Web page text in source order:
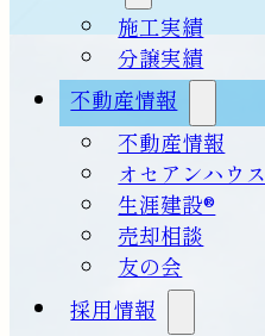
施工実績
分譲実績
不動産情報
不動産情報
オセアンハウス
生涯建設®
売却相談
友の会
採用情報